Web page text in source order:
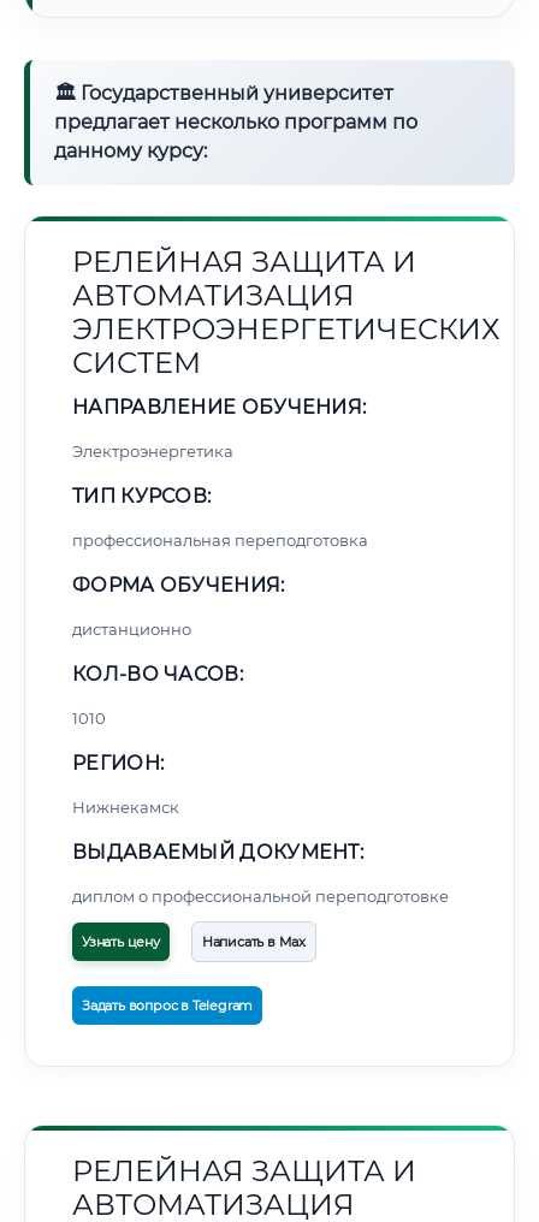
🏛 Государственный университет
предлагает несколько программ по
данному курсу:
РЕЛЕЙНАЯ ЗАЩИТА И
АВТОМАТИЗАЦИЯ
ЭЛЕКТРОЭНЕРГЕТИЧЕСКИХ
СИСТЕМ
НАПРАВЛЕНИЕ ОБУЧЕНИЯ:
Электроэнергетика
ТИП КУРСОВ:
профессиональная переподготовка
ФОРМА ОБУЧЕНИЯ:
дистанционно
КОЛ-ВО ЧАСОВ:
1010
РЕГИОН:
Нижнекамск
ВЫДАВАЕМЫЙ ДОКУМЕНТ:
диплом о профессиональной переподготовке
Узнать цену Написать в Max
Задать вопрос в Telegram
РЕЛЕЙНАЯ ЗАЩИТА И
АВТОМАТИЗАЦИЯ